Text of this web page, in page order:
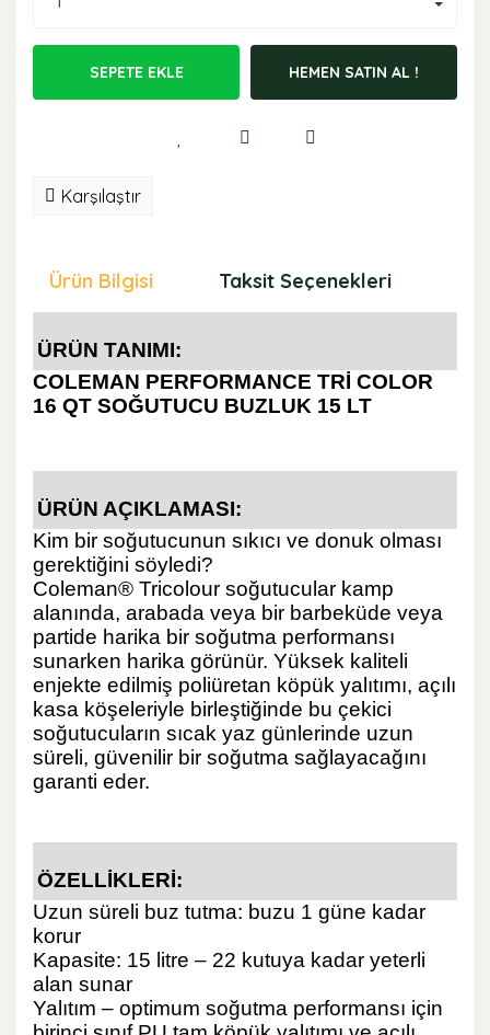
SEPETE EKLE HEMEN SATIN AL !
Karşılaştır
Ürün Bilgisi Taksit Seçenekleri
ÜRÜN TANIMI:
COLEMAN PERFORMANCE TRİ COLOR
16 QT SOĞUTUCU BUZLUK 15 LT
ÜRÜN AÇIKLAMASI:
Kim bir soğutucunun sıkıcı ve donuk olması
gerektiğini söyledi?
Coleman® Tricolour soğutucular kamp
alanında, arabada veya bir barbeküde veya
partide harika bir soğutma performansı
sunarken harika görünür. Yüksek kaliteli
enjekte edilmiş poliüretan köpük yalıtımı, açılı
kasa köşeleriyle birleştiğinde bu çekici
soğutucuların sıcak yaz günlerinde uzun
süreli, güvenilir bir soğutma sağlayacağını
garanti eder.
ÖZELLİKLERİ:
Uzun süreli buz tutma: buzu 1 güne kadar
korur
Kapasite: 15 litre – 22 kutuya kadar yeterli
alan sunar
Yalıtım – optimum soğutma performansı için